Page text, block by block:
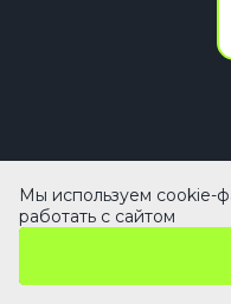
48 990 ₽
Мы используем cookie-
работать с сайтом